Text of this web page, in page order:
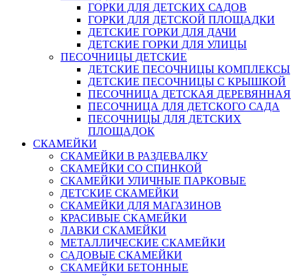
ГОРКИ ДЛЯ ДЕТСКИХ САДОВ
ГОРКИ ДЛЯ ДЕТСКОЙ ПЛОЩАДКИ
ДЕТСКИЕ ГОРКИ ДЛЯ ДАЧИ
ДЕТСКИЕ ГОРКИ ДЛЯ УЛИЦЫ
ПЕСОЧНИЦЫ ДЕТСКИЕ
ДЕТСКИЕ ПЕСОЧНИЦЫ КОМПЛЕКСЫ
ДЕТСКИЕ ПЕСОЧНИЦЫ С КРЫШКОЙ
ПЕСОЧНИЦА ДЕТСКАЯ ДЕРЕВЯННАЯ
ПЕСОЧНИЦА ДЛЯ ДЕТСКОГО САДА
ПЕСОЧНИЦЫ ДЛЯ ДЕТСКИХ
ПЛОЩАДОК
СКАМЕЙКИ
СКАМЕЙКИ В РАЗДЕВАЛКУ
СКАМЕЙКИ СО СПИНКОЙ
СКАМЕЙКИ УЛИЧНЫЕ ПАРКОВЫЕ
ДЕТСКИЕ СКАМЕЙКИ
СКАМЕЙКИ ДЛЯ МАГАЗИНОВ
КРАСИВЫЕ СКАМЕЙКИ
ЛАВКИ СКАМЕЙКИ
МЕТАЛЛИЧЕСКИЕ СКАМЕЙКИ
САДОВЫЕ СКАМЕЙКИ
СКАМЕЙКИ БЕТОННЫЕ